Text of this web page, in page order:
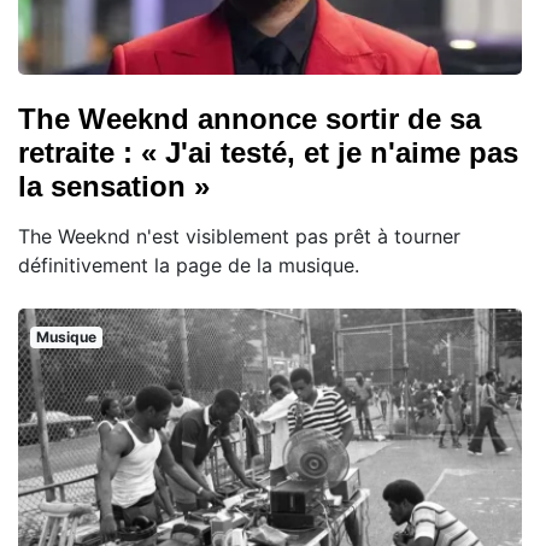
The Weeknd annonce sortir de sa
retraite : « J'ai testé, et je n'aime pas
la sensation »
The Weeknd n'est visiblement pas prêt à tourner
définitivement la page de la musique.
Musique